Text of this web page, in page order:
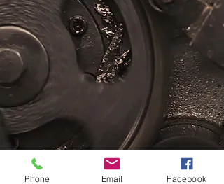
Phone Email Facebook